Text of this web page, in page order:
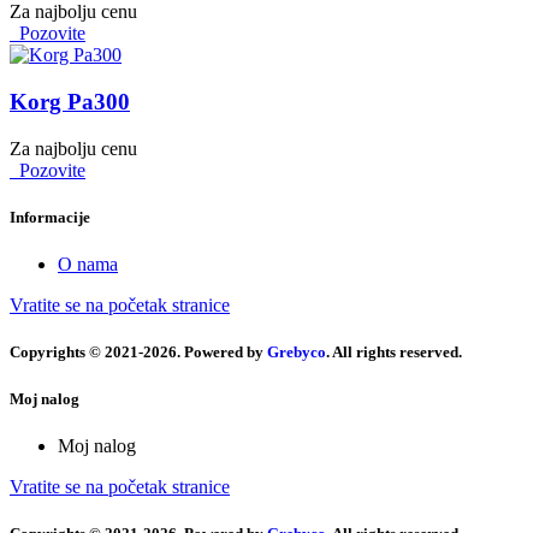
Za najbolju cenu
Pozovite
Korg Pa300
Za najbolju cenu
Pozovite
Informacije
O nama
Vratite se na početak stranice
Copyrights © 2021-2026. Powered by Grebyco. All rights reserved.
Moj nalog
Moj nalog
Vratite se na početak stranice